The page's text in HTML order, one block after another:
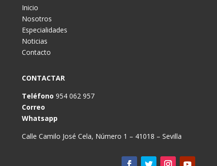
Inicio
Nosotros
Especialidades
Noticias
Contacto
CONTACTAR
Teléfono 954 062 957
Correo
Whatsapp
Calle Camilo José Cela, Número 1 – 41018 – Sevilla